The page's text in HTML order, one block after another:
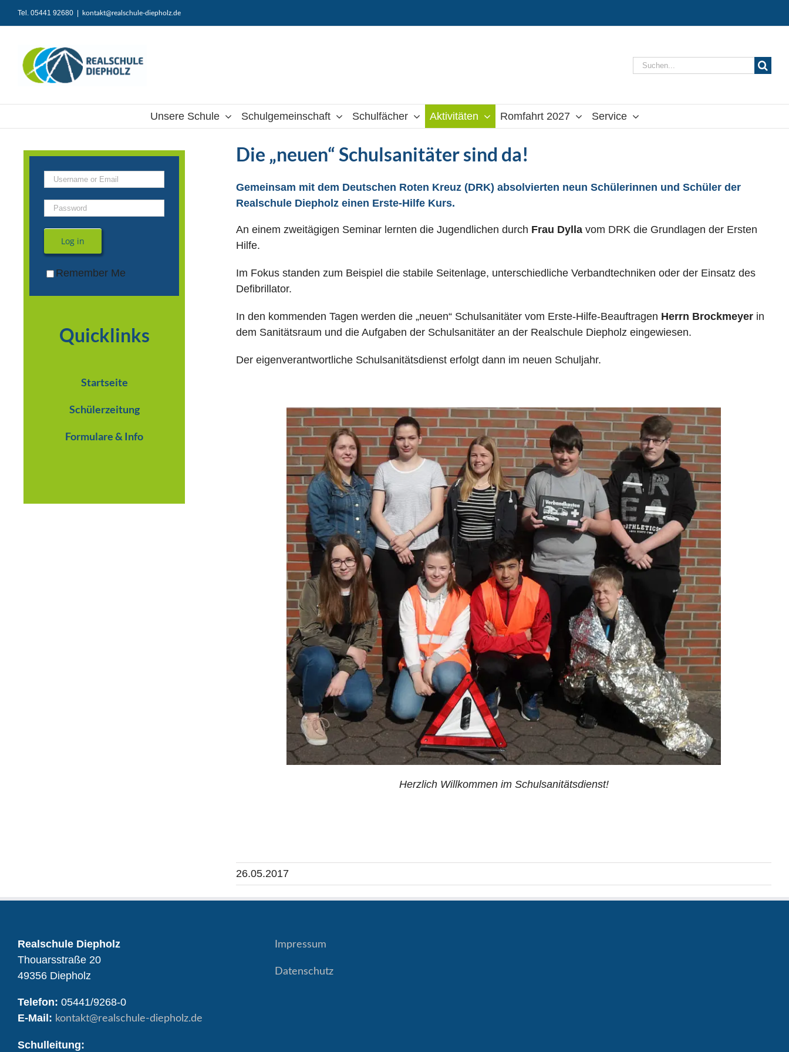
Tel. 05441 92680 kontakt@realschule-diepholz.de
Suche
Unsere Schule Schulgemeinschaft Schulfächer Aktivitäten Romfahrt 2027 Service
Die „neuen“ Schulsanitäter sind da!
Gemeinsam mit dem Deutschen Roten Kreuz (DRK) absolvierten neun Schülerinnen und Schüler der
Realschule Diepholz einen Erste-Hilfe Kurs.
An einem zweitägigen Seminar lernten die Jugendlichen durch Frau Dylla vom DRK die Grundlagen der Ersten
Hilfe.
Im Fokus standen zum Beispiel die stabile Seitenlage, unterschiedliche Verbandtechniken oder der Einsatz des
Defibrillator.
In den kommenden Tagen werden die „neuen“ Schulsanitäter vom Erste-Hilfe-Beauftragen Herrn Brockmeyer in
dem Sanitätsraum und die Aufgaben der Schulsanitäter an der Realschule Diepholz eingewiesen.
Der eigenverantwortliche Schulsanitätsdienst erfolgt dann im neuen Schuljahr.
Herzlich Willkommen im Schulsanitätsdienst!
26.05.2017
Log in
Remember Me
Quicklinks
Startseite
Schülerzeitung
Formulare & Info
Realschule Diepholz
Thouarsstraße 20
49356 Diepholz
Telefon: 05441/9268-0
E-Mail: kontakt@realschule-diepholz.de
Schulleitung:
Impressum
Datenschutz